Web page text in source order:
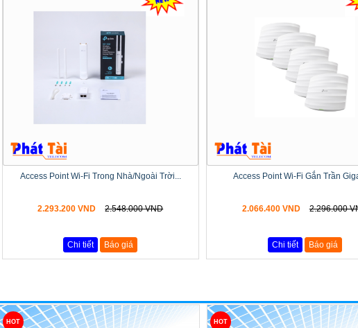
Access Point Wi-Fi Trong Nhà/Ngoài Trời...
2.293.200 VND 2.548.000 VND
Chi tiết Báo giá
Access Point Wi-Fi Gắn Trần
2.066.400 VND 2.296.000
Chi tiết Báo giá
HOT HOT